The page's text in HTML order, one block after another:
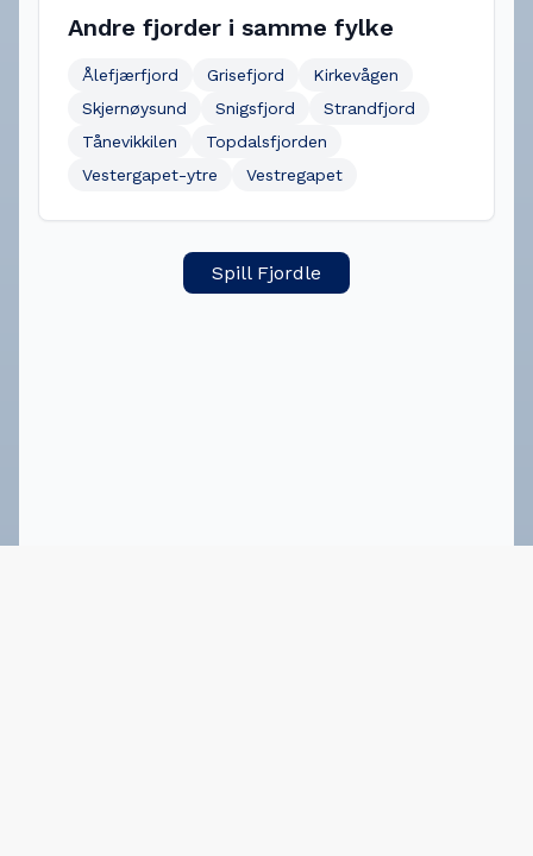
Andre fjorder i samme fylke
Ålefjærfjord Grisefjord
Kirkevågen
Skjernøysund
Snigsfjord
Strandfjord
Tånevikkilen
Topdalsfjorden
Vestergapet-ytre
Vestregapet
Spill Fjordle